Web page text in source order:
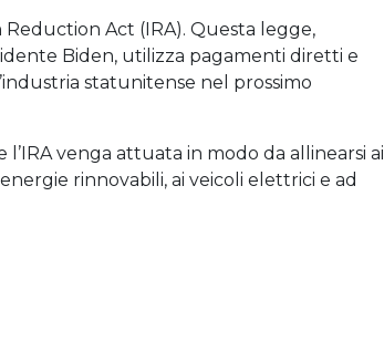
Act (IRA). Questa legge,
Biden, utilizza pagamenti diretti e
statunitense nel prossimo
venga attuata in modo da allinearsi ai
rinnovabili, ai veicoli elettrici e ad